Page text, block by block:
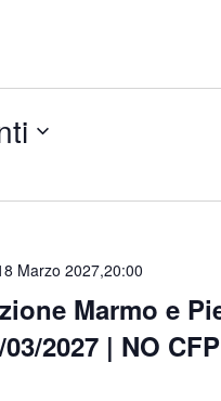
Marmo e
2027 | NO CFP
Marzo 2027,20:00